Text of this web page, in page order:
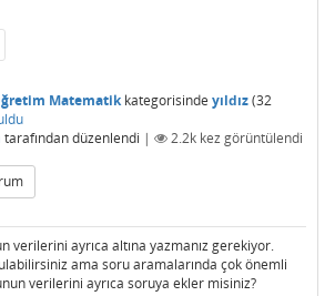
Matematikkategorisinde yıldız(32
tarafındandüzenlendi | 2.2k kez görüntülendi
verilerini ayrıca altına yazmanız gerekiyor.
ama soru aramalarında çok önemli
verilerini ayrıca soruya ekler misiniz?